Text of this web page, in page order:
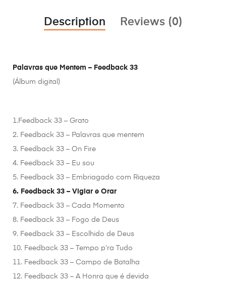
Description Reviews (0)
Palavras que Mentem – Feedback 33
(Álbum digital)
1.Feedback 33 – Grato
2. Feedback 33 – Palavras que mentem
3. Feedback 33 – On Fire
4. Feedback 33 – Eu sou
5. Feedback 33 – Embriagado com Riqueza
6. Feedback 33 – Vigiar e Orar
7. Feedback 33 – Cada Momento
8. Feedback 33 – Fogo de Deus
9. Feedback 33 – Escolhido de Deus
10. Feedback 33 – Tempo p’ra Tudo
11. Feedback 33 – Campo de Batalha
12. Feedback 33 – A Honra que é devida